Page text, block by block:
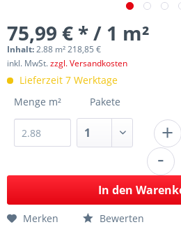
75,99 € * / 1 m²
Inhalt:2.88 m² 218,85 €
inkl. MwSt.zzgl. Versandkosten
Lieferzeit 7 Werktage
Menge m²
Pakete
+
-
In den
Merken Bewerten